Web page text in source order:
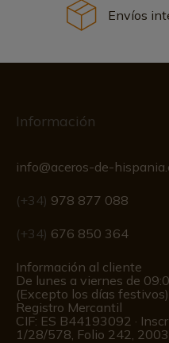
Envíos
Información
info@aceros-de-
(+34) 978 877 088
(+34) 676 850 364
Información al cliente
De lunes a viernes de
(Excepto los días festivos)
Registro Mercantil
CIF: ES B44193092 ·
1/28/578, Folio 242,